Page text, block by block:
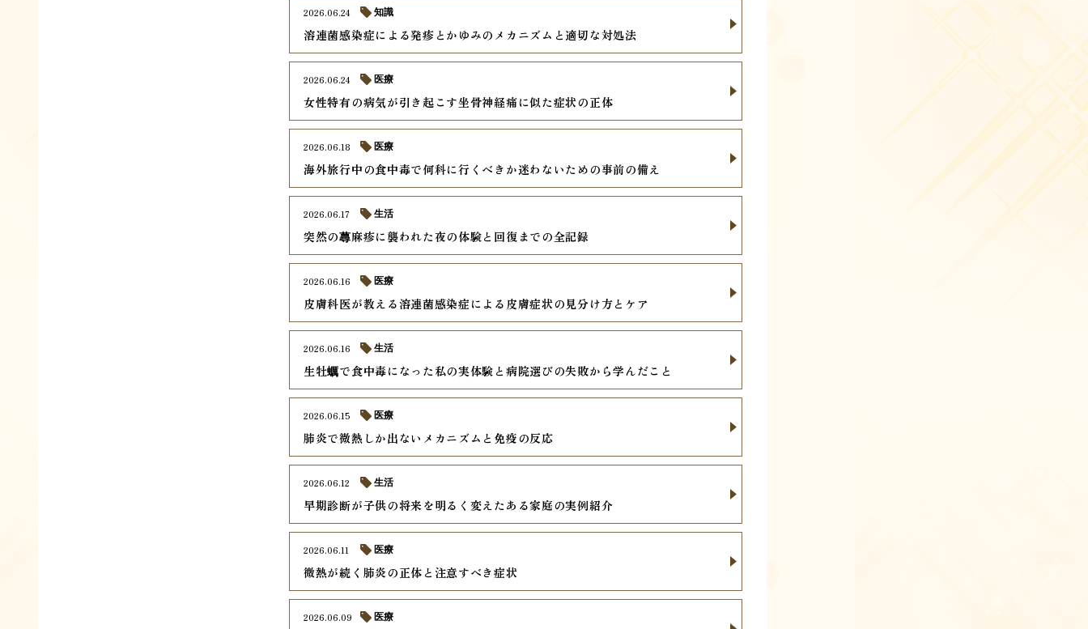
溶連菌感染症による発疹とかゆみのメカニズムと適切な対処法
2026.06.24 知識
女性特有の病気が引き起こす坐骨神経痛に似た症状の正体
2026.06.24 医療
海外旅行中の食中毒で何科に行くべきか迷わないための事前の備え
2026.06.18 医療
突然の蕁麻疹に襲われた夜の体験と回復までの全記録
2026.06.17 生活
皮膚科医が教える溶連菌感染症による皮膚症状の見分け方とケア
2026.06.16 医療
生牡蠣で食中毒になった私の実体験と病院選びの失敗から学んだこと
2026.06.16 生活
肺炎で微熱しか出ないメカニズムと免疫の反応
2026.06.15 医療
早期診断が子供の将来を明るく変えたある家庭の実例紹介
2026.06.12 生活
微熱が続く肺炎の正体と注意すべき症状
2026.06.11 医療
2026.06.09 医療